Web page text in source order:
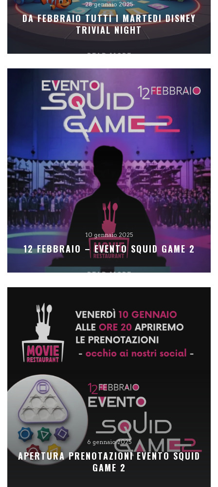
28 gennaio 2025
DA FEBBRAIO TUTTI I MARTEDI DISNEY
TRIVIAL NIGHT
READ MORE
10 gennaio 2025
12 FEBBRAIO – EVENTO SQUID GAME 2
READ MORE
6 gennaio 2025
APERTURA PRENOTAZIONI EVENTO SQUID
GAME 2